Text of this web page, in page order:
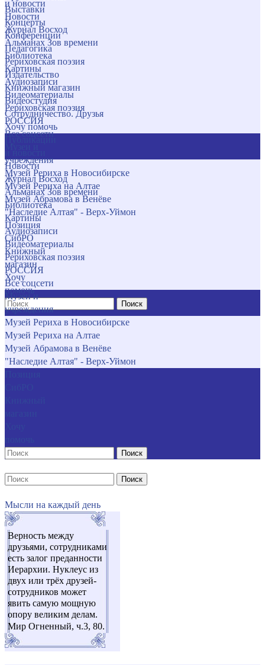
и новости
Новости
Журнал Восход
Альманах Зов времени
Библиотека
Картины
Аудиозаписи
Видеоматериалы
Рериховская поэзия
РОССИЯ
Все соцсети
учреждения
Музей Рериха в Новосибирске
Музей Рериха на Алтае
Музей Абрамова в Венёве
"Наследие Алтая" - Верх-Уймон
Позиция
СибРО
Книжный
магазин
Хочу
помочь
Поиск
Выставки
Концерты
Конференции
Педагогика
Рериховская поэзия
Издательство
Книжный магазин
Видеостудия
Сотрудничество. Друзья
Хочу помочь
Новости
Журнал Восход
Альманах Зов времени
Библиотека
Картины
Аудиозаписи
Видеоматериалы
Рериховская поэзия
РОССИЯ
Все соцсети
Музеи и
учреждения
Музей Рериха в Новосибирске
Музей Рериха на Алтае
Музей Абрамова в Венёве
"Наследие Алтая" - Верх-Уймон
Поиск
Поиск
Мысли на каждый день
Верность между
друзьями, сотрудниками
есть залог преданности
Иерархии. Нуклеус из
двух или трёх друзей-
сотрудников может
явить самую мощную
опору великим делам.
Мир Огненный, ч.3, 80.